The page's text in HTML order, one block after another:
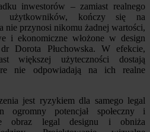
inwestorów – zamiast realnego
użytkowników, kończy się na
nie przynosi nikomu żadnej wartości,
i ekonomiczne włożone w design
Dorota Płuchowska. W efekcie,
większej użyteczności dostają
nie odpowiadają na ich realne
jest ryzykiem dla samego legal
ogromny potencjał społeczny i
obraz legal designu i obniża